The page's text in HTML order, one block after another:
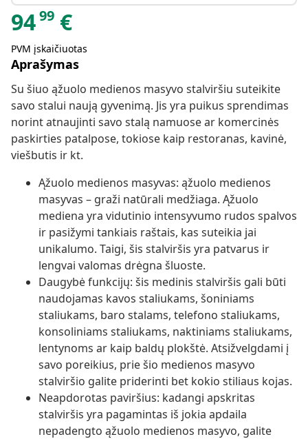
9499 €
PVM įskaičiuotas
Aprašymas
Su šiuo ąžuolo medienos masyvo stalviršiu suteikite
savo stalui naują gyvenimą. Jis yra puikus sprendimas
norint atnaujinti savo stalą namuose ar komercinės
paskirties patalpose, tokiose kaip restoranas, kavinė,
viešbutis ir kt.
Ąžuolo medienos masyvas: ąžuolo medienos
masyvas – graži natūrali medžiaga. Ąžuolo
mediena yra vidutinio intensyvumo rudos spalvos
ir pasižymi tankiais raštais, kas suteikia jai
unikalumo. Taigi, šis stalviršis yra patvarus ir
lengvai valomas drėgna šluoste.
Daugybė funkcijų: šis medinis stalviršis gali būti
naudojamas kavos staliukams, šoniniams
staliukams, baro stalams, telefono staliukams,
konsoliniams staliukams, naktiniams staliukams,
lentynoms ar kaip baldų plokštė. Atsižvelgdami į
savo poreikius, prie šio medienos masyvo
stalviršio galite priderinti bet kokio stiliaus kojas.
Neapdorotas paviršius: kadangi apskritas
stalviršis yra pagamintas iš jokia apdaila
nepadengto ąžuolo medienos masyvo, galite